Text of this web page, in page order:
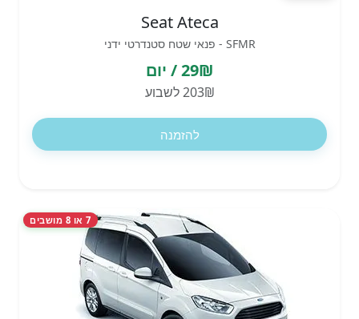
Seat Ateca
SFMR - פנאי שטח סטנדרטי ידני
29₪ / יום
203₪ לשבוע
להזמנה
7 או 8 מושבים